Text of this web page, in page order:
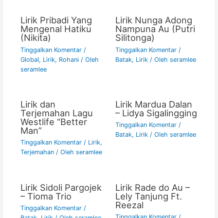
Lirik Pribadi Yang
Mengenal Hatiku
(Nikita)
Tinggalkan Komentar /
Global, Lirik, Rohani/ Oleh
seramlee
Lirik Nunga Adong
Nampuna Au (Putri
Silitonga)
Tinggalkan Komentar /
Batak, Lirik/ Oleh seramlee
Lirik dan
Terjemahan Lagu
Westlife “Better
Man”
Tinggalkan Komentar / Lirik,
Terjemahan/ Oleh seramlee
Lirik Mardua Dalan
– Lidya Sigalingging
Tinggalkan Komentar /
Batak, Lirik/ Oleh seramlee
Lirik Sidoli Pargojek
– Tioma Trio
Tinggalkan Komentar /
Lirik Rade do Au –
Lely Tanjung Ft.
Reezal